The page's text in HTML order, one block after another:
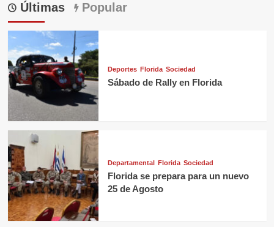
Últimas Popular
Deportes Florida Sociedad
Sábado de Rally en Florida
Departamental Florida Sociedad
Florida se prepara para un nuevo
25 de Agosto